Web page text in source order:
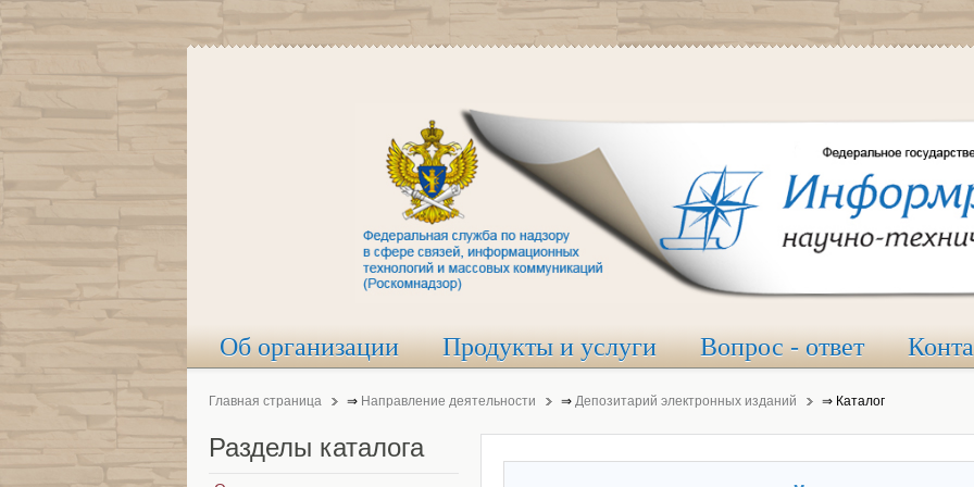
Об организации Продукты и услуги Вопрос - ответ
Главная страница ⇒ Направление деятельности ⇒ Депозитарий электронных изданий ⇒ Каталог
Разделы каталога